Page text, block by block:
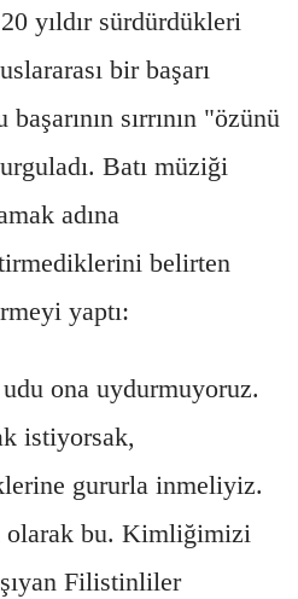
yıldır sürdürdükleri
bir başarı
sırrının "özünü
Batı müziği
adına
belirten
yaptı:
ona uydurmuyoruz.
istiyorsak,
gururla inmeliyiz.
olarak bu. Kimliğimizi
Filistinliler